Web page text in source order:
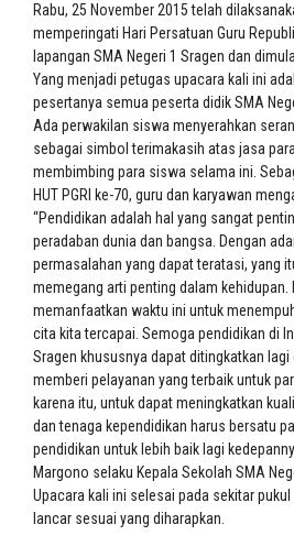
Rabu, 25 November 2015 telah
memperingati Hari Persatuan Guru
lapangan SMA Negeri 1 Sragen dan
Yang menjadi petugas upacara kali ini
pesertanya semua peserta didik SMA
Ada perwakilan siswa menyerahkan
sebagai simbol terimakasih atas jasa
membimbing para siswa selama ini.
HUT PGRI ke-70, guru dan karyawan
“Pendidikan adalah hal yang sangat
peradaban dunia dan bangsa. Dengan
permasalahan yang dapat teratasi, yang
memegang arti penting dalam kehidupan.
memanfaatkan waktu ini untuk
cita kita tercapai. Semoga pendidikan di
Sragen khususnya dapat ditingkatkan
memberi pelayanan yang terbaik untuk
karena itu, untuk dapat meningkatkan
dan tenaga kependidikan harus bersatu
pendidikan untuk lebih baik lagi
Margono selaku Kepala Sekolah SMA
Upacara kali ini selesai pada sekitar pukul
lancar sesuai yang diharapkan.